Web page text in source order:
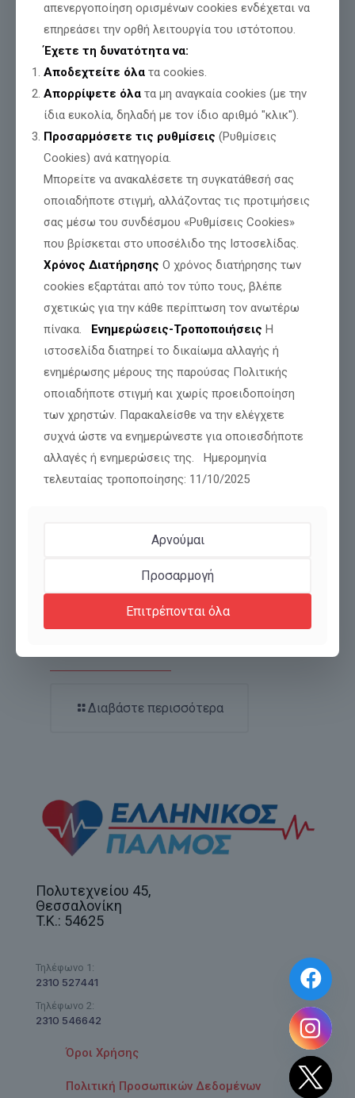
Τιμή και Δόξα για όσους θυσιάζονται για
την Πατρίδα μας
Διαβάστε περισσότερα
ΜΕΤΑΜΟΡΦΩΣΗ! ΑΠΟ ΛΥΚΟΙ ΝΑ ΓΙΝΟΥΜΕ
Διαβάστε περισσότερα
Πολυτεχνείου 45,
Θεσσαλονίκη
T.K.: 54625
2310 527441
Τηλέφωνο 1:
2310 546642
Τηλέφωνο 2:
Όροι Χρήσης
Πολιτική Προσωπικών Δεδομένων
απενεργοποίηση ορισμένων cookies ενδέχεται να
επηρεάσει την ορθή λειτουργία του ιστότοπου.
Έχετε τη δυνατότητα να:
Αποδεχτείτε όλα τα cookies.
Απορρίψετε όλα τα μη αναγκαία cookies (με την
ίδια ευκολία, δηλαδή με τον ίδιο αριθμό "κλικ").
Προσαρμόσετε τις ρυθμίσεις (Ρυθμίσεις
Cookies) ανά κατηγορία.
Μπορείτε να ανακαλέσετε τη συγκατάθεσή σας
οποιαδήποτε στιγμή, αλλάζοντας τις προτιμήσεις
σας μέσω του συνδέσμου «Ρυθμίσεις Cookies»
που βρίσκεται στο υποσέλιδο της Ιστοσελίδας.
Χρόνος Διατήρησης Ο χρόνος διατήρησης των
cookies εξαρτάται από τον τύπο τους, βλέπε
σχετικώς για την κάθε περίπτωση τον ανωτέρω
πίνακα. Ενημερώσεις-Τροποποιήσεις Η
ιστοσελίδα διατηρεί το δικαίωμα αλλαγής ή
ενημέρωσης μέρους της παρούσας Πολιτικής
οποιαδήποτε στιγμή και χωρίς προειδοποίηση
των χρηστών. Παρακαλείσθε να την ελέγχετε
συχνά ώστε να ενημερώνεστε για οποιεσδήποτε
αλλαγές ή ενημερώσεις της. Ημερομηνία
τελευταίας τροποποίησης: 11/10/2025
Αρνούμαι
Προσαρμογή
Επιτρέπονται όλα